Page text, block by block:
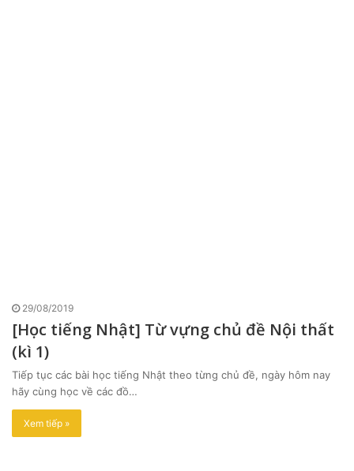
29/08/2019
[Học tiếng Nhật] Từ vựng chủ đề Nội thất
(kì 1)
Tiếp tục các bài học tiếng Nhật theo từng chủ đề, ngày hôm nay
hãy cùng học về các đồ…
Xem tiếp »